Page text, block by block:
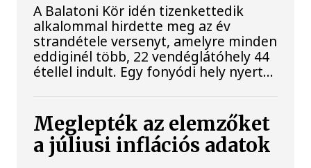
A Balatoni Kör idén tizenkettedik
alkalommal hirdette meg az év
strandétele versenyt, amelyre minden
eddiginél több, 22 vendéglátóhely 44
étellel indult. Egy fonyódi hely nyert...
Meglepték az elemzőket
a júliusi inflációs adatok